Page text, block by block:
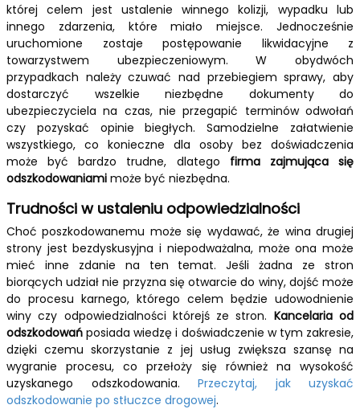
której celem jest ustalenie winnego kolizji, wypadku lub
innego zdarzenia, które miało miejsce. Jednocześnie
uruchomione zostaje postępowanie likwidacyjne z
towarzystwem ubezpieczeniowym. W obydwóch
przypadkach należy czuwać nad przebiegiem sprawy, aby
dostarczyć wszelkie niezbędne dokumenty do
ubezpieczyciela na czas, nie przegapić terminów odwołań
czy pozyskać opinie biegłych. Samodzielne załatwienie
wszystkiego, co konieczne dla osoby bez doświadczenia
może być bardzo trudne, dlatego firma zajmująca się
odszkodowaniami może być niezbędna.
Trudności w ustaleniu odpowiedzialności
Choć poszkodowanemu może się wydawać, że wina drugiej
strony jest bezdyskusyjna i niepodważalna, może ona może
mieć inne zdanie na ten temat. Jeśli żadna ze stron
biorących udział nie przyzna się otwarcie do winy, dojść może
do procesu karnego, którego celem będzie udowodnienie
winy czy odpowiedzialności którejś ze stron. Kancelaria od
odszkodowań posiada wiedzę i doświadczenie w tym zakresie,
dzięki czemu skorzystanie z jej usług zwiększa szansę na
wygranie procesu, co przełoży się również na wysokość
uzyskanego odszkodowania. Przeczytaj, jak uzyskać
odszkodowanie po stłuczce drogowej.